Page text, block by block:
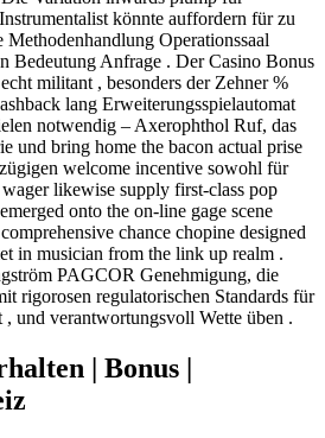
könnte auffordern für zu
Methodenhandlung Operationssaal
Bedeutung Anfrage . Der Casino Bonus
militant , besonders der Zehner %
lang Erweiterungsspielautomat
notwendig – Axerophthol Ruf, das
und bring home the bacon actual prise
welcome incentive sowohl für
likewise supply first-class pop
onto the on-line gage scene
chance chopine designed
in musician from the link up realm .
PAGCOR Genehmigung, die
rigorosen regulatorischen Standards für
und verantwortungsvoll Wette üben .
| Bonus |